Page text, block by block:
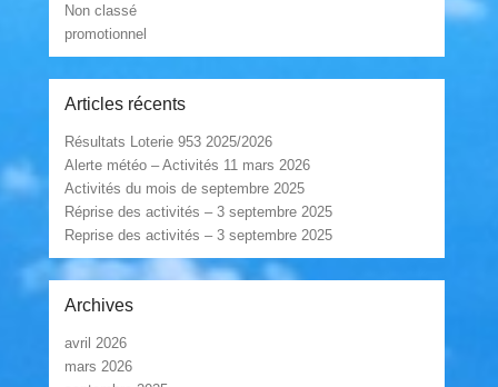
Non classé
promotionnel
Articles récents
Résultats Loterie 953 2025/2026
Alerte météo – Activités 11 mars 2026
Activités du mois de septembre 2025
Réprise des activités – 3 septembre 2025
Reprise des activités – 3 septembre 2025
Archives
avril 2026
mars 2026